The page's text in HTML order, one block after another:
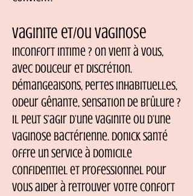
Vaginite et/ou Vaginose
Inconfort intime ? On vient à vous,
avec douceur et discrétion.
Démangeaisons, pertes inhabituelles,
odeur gênante, sensation de brûlure ?
Il peut s’agir d’une vaginite ou d’une
vaginose bactérienne. Donick Santé
offre un service à domicile
confidentiel et professionnel pour
vous aider à retrouver votre confort